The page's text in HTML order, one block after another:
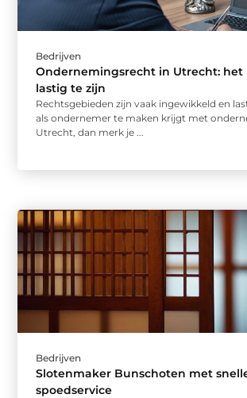
Bedrijven
Ondernemingsrecht in Utrecht: het
lastig te zijn
Rechtsgebieden zijn vaak ingewikkeld en
als ondernemer te maken krijgt met
Utrecht, dan merk je ...
Bedrijven
Slotenmaker Bunschoten met
spoedservice